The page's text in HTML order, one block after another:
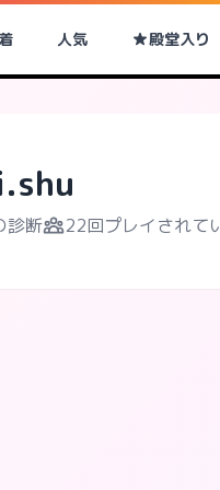
人気 殿堂入り
診断 22回プレイされて